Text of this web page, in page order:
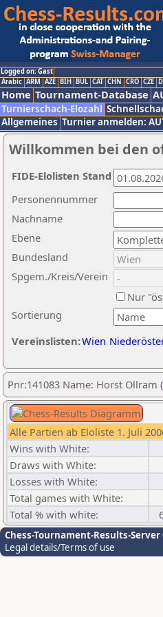
Logged on: Gast
Arabic ARM AZE BIH BUL CAT CHN CRO CZE
Home Tournament-Database
Turnierschach-Elozahl
Allgemeines Turnier anmelden:
Willkommen bei den
Nachname
Ebene
Sortierung
Personennummer
Bundesland
Spgem./Kreis/Verein
Nur
Vereinslisten:Wien
FIDE-Elolisten Stand
Pnr:141083 Name: Horst Ollram (
Alle Partien ab Eloliste 1. Juli
Wins with White:
Draws with White:
Losses with White:
Total games with White:
Total % with white:
Chess-Tournament-Results-Server
Legal details/Terms of use